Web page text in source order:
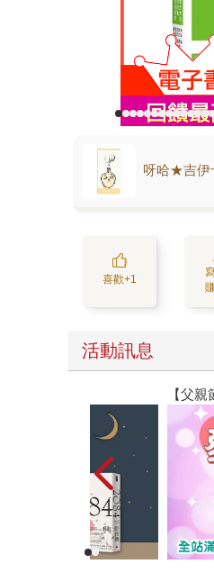
呀哈★吉伊
喜歡+1
活動訊息
【父親節禮物展